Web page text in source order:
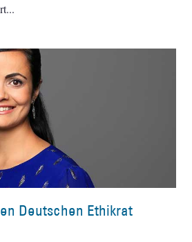
Deutschen Ethikrat